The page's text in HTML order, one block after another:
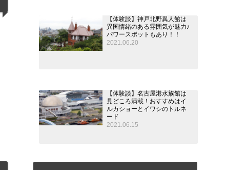
【体験談】神戸北野異人館は
異国情緒のある雰囲気が魅力♪
パワースポットもあり！！
2021.06.20
【体験談】名古屋港水族館は
見どころ満載！おすすめはイ
ルカショーとイワシのトルネ
ード
2021.06.15